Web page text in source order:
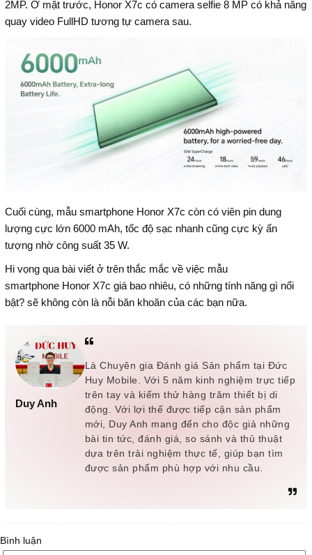
2MP. Ở mặt trước, Honor X7c có camera selfie 8 MP có khả năng
quay video FullHD tương tự camera sau.
Cuối cùng, mẫu smartphone Honor X7c còn có viên pin dung
lượng cực lớn 6000 mAh, tốc độ sạc nhanh cũng cực kỳ ấn
tượng nhờ công suất 35 W.
Hi vọng qua bài viết ở trên thắc mắc về việc mẫu
smartphone Honor X7c giá bao nhiêu, có những tính năng gì nổi
bật? sẽ không còn là nỗi băn khoăn của các bạn nữa.
Duy Anh
Là Chuyên gia Đánh giá Sản phẩm tại Đức
Huy Mobile. Với 5 năm kinh nghiệm trực tiếp
trên tay và kiểm thử hàng trăm thiết bị di
động. Với lợi thế được tiếp cận sản phẩm
mới, Duy Anh mang đến cho độc giả những
bài tin tức, đánh giá, so sánh và thủ thuật
dựa trên trải nghiệm thực tế, giúp bạn tìm
được sản phẩm phù hợp với nhu cầu.
Bình luận